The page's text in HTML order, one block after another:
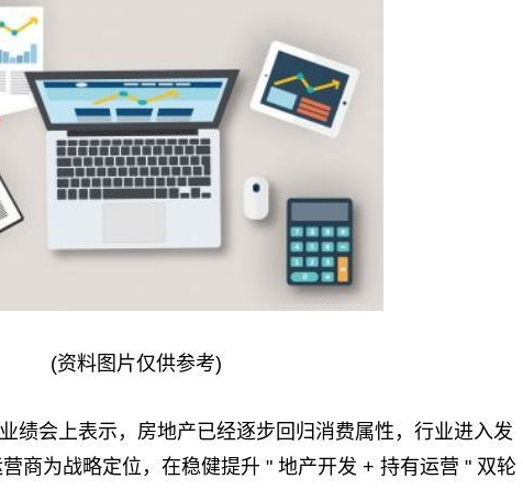
(资料图片仅供参考)
绩会上表示，房地产已经逐步回归消费属性，行业进入发
商为战略定位，在稳健提升 " 地产开发 + 持有运营 " 双轮